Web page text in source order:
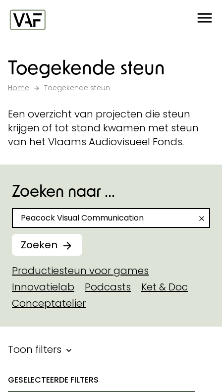
Ga verder naar de inhoud
Toegekende steun
Home Toegekende steun
Een overzicht van projecten die steun
krijgen of tot stand kwamen met steun
van het Vlaams Audiovisueel Fonds.
Zoeken naar ...
Zoeken naar
Zoeken
Productiesteun voor games
Innovatielab
Podcasts
Ket & Doc
Conceptatelier
Filter binnen toegekende
Toon filters
Resultaten